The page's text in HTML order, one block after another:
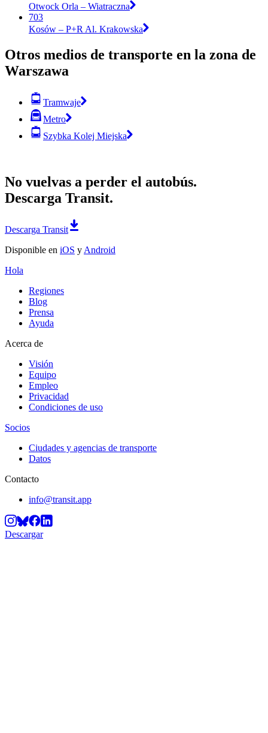
Otwock Orla – Wiatraczna
703
Kosów – P+R Al. Krakowska
Otros medios de transporte en la zona de
Warszawa
Tramwaje
Metro
Szybka Kolej Miejska
No vuelvas a perder el autobús.
Descarga Transit.
Descarga Transit
Disponible en iOS y Android
Hola
Regiones
Blog
Prensa
Ayuda
Acerca de
Visión
Equipo
Empleo
Privacidad
Condiciones de uso
Socios
Ciudades y agencias de transporte
Datos
Contacto
info@transit.app
Descargar